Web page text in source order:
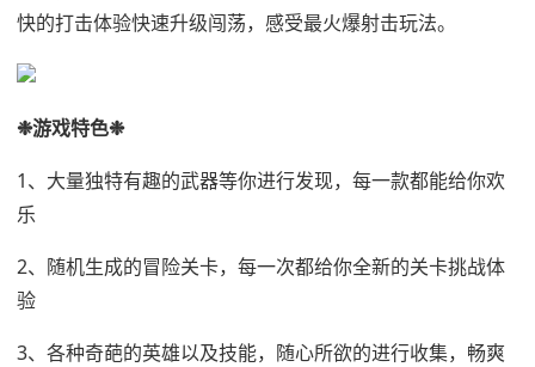
快的打击体验快速升级闯荡，感受最火爆射击玩法。
❉游戏特色❉
1、大量独特有趣的武器等你进行发现，每一款都能给你欢
乐
2、随机生成的冒险关卡，每一次都给你全新的关卡挑战体
验
3、各种奇葩的英雄以及技能，随心所欲的进行收集，畅爽